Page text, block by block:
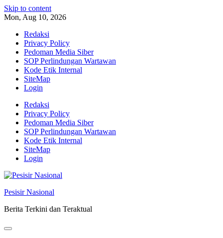
Skip to content
Mon, Aug 10, 2026
Redaksi
Privacy Policy
Pedoman Media Siber
SOP Perlindungan Wartawan
Kode Etik Internal
SiteMap
Login
Redaksi
Privacy Policy
Pedoman Media Siber
SOP Perlindungan Wartawan
Kode Etik Internal
SiteMap
Login
Pesisir Nasional
Berita Terkini dan Teraktual